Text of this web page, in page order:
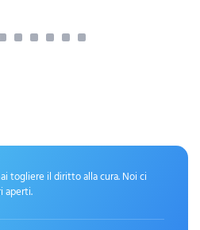
togliere il diritto alla cura. Noi ci
aperti.